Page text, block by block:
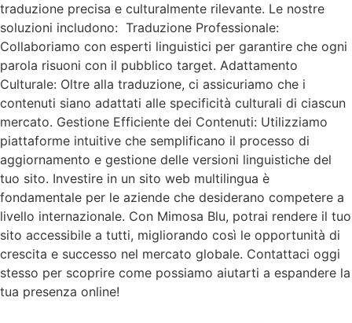
traduzione precisa e culturalmente rilevante. Le nostre
soluzioni includono: Traduzione Professionale:
Collaboriamo con esperti linguistici per garantire che ogni
parola risuoni con il pubblico target. Adattamento
Culturale: Oltre alla traduzione, ci assicuriamo che i
contenuti siano adattati alle specificità culturali di ciascun
mercato. Gestione Efficiente dei Contenuti: Utilizziamo
piattaforme intuitive che semplificano il processo di
aggiornamento e gestione delle versioni linguistiche del
tuo sito. Investire in un sito web multilingua è
fondamentale per le aziende che desiderano competere a
livello internazionale. Con Mimosa Blu, potrai rendere il tuo
sito accessibile a tutti, migliorando così le opportunità di
crescita e successo nel mercato globale. Contattaci oggi
stesso per scoprire come possiamo aiutarti a espandere la
tua presenza online!